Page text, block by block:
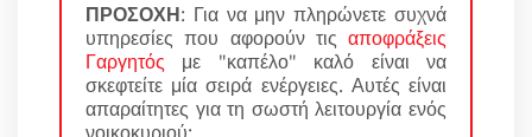
ΠΡΟΣΟΧΗ: Για να μην πληρώνετε συχνά
υπηρεσίες που αφορούν τις αποφράξεις
Γαργητός με "καπέλο" καλό είναι να
σκεφτείτε μία σειρά ενέργειες. Αυτές είναι
απαραίτητες για τη σωστή λειτουργία ενός